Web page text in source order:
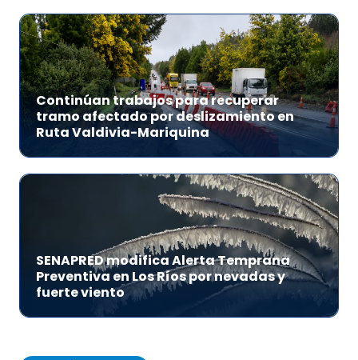
Continúan trabajos para recuperar
tramo afectado por deslizamiento en
Ruta Valdivia-Mariquina
SENAPRED modifica Alerta Temprana
Preventiva en Los Ríos por nevadas y
fuerte viento